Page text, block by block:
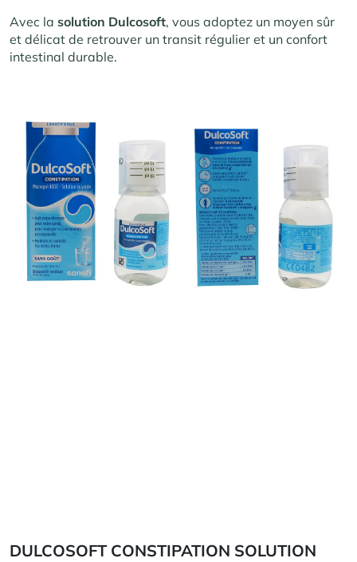
Avec la solution Dulcosoft, vous adoptez un moyen sûr
et délicat de retrouver un transit régulier et un confort
intestinal durable.
DULCOSOFT CONSTIPATION SOLUTION